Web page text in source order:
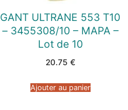
GANT ULTRANE 553 T10
– 3455308/10 – MAPA –
Lot de 10
20.75 €
Ajouter au panier